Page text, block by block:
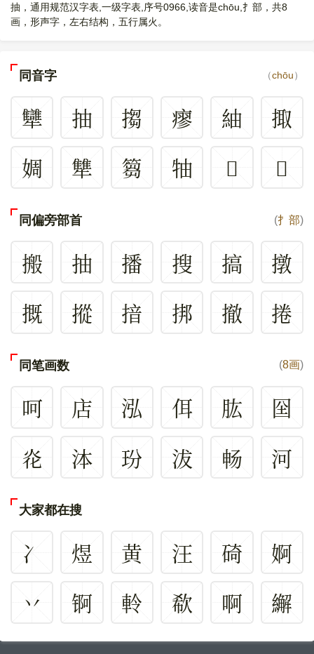
抽，通用规范汉字表,一级字表,序号0966,读音是chōu,扌部，共8
画，形声字，左右结构，五行属火。
同音字 （chōu）
犫 抽 搊 瘳 紬
掫
婤
犨 篘 牰 𥃧 𠌪
同偏旁部首 (扌部)
搬 抽 播 搜 搞
撴
摡
摐 揞 挷 撤 捲
同笔画数 (8画)
呵 店 泓 佴 肱
囶
炛
泍 玢 沷 畅 河
大家都在搜
冫 煜 黄 汪 碕
婀
丷
锕 軨 欷 啊 繲